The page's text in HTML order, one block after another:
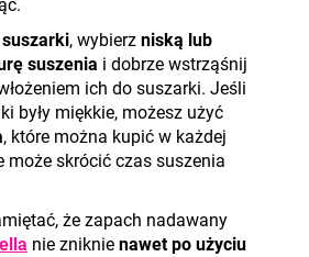
suszarki, wybierz niską lub
suszenia i dobrze wstrząśnij
ich do suszarki. Jeśli
były miękkie, możesz użyć
, które można kupić w każdej
może skrócić czas suszenia
że zapach nadawany
nie zniknie nawet po użyciu